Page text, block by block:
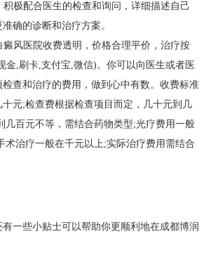
极配合医生的检查和询问，详细描述自己
确的诊断和治疗方案。
风医院收费透明，价格合理平价，治疗按
金,刷卡,支付宝,微信)。你可以向医生或者医
查和治疗的费用，做到心中有数。收费标准
元;检查费根据检查项目而定，几十元到几
几百元不等，需结合药物类型;光疗费用一般
术治疗一般在千元以上;实际治疗费用需结合
一些小贴士可以帮助你更顺利地在成都博润